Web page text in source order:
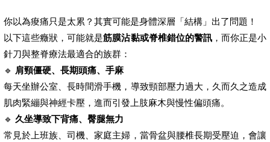
你以為痠痛只是太累？其實可能是身體深層「結構」出了問題！
以下這些癥狀，可能就是筋膜沾黏或脊椎錯位的警訊，而你正是小
針刀與整脊療法最適合的族群：
🔹 肩頸僵硬、長期頭痛、手麻
每天坐辦公室、長時間滑手機，導致頸部壓力過大，久而久之造成
肌肉緊繃與神經卡壓，進而引發上肢麻木與慢性偏頭痛。
🔹 久坐導致下背痛、臀腿無力
常見於上班族、司機、家庭主婦，當骨盆與腰椎長期受壓迫，會讓